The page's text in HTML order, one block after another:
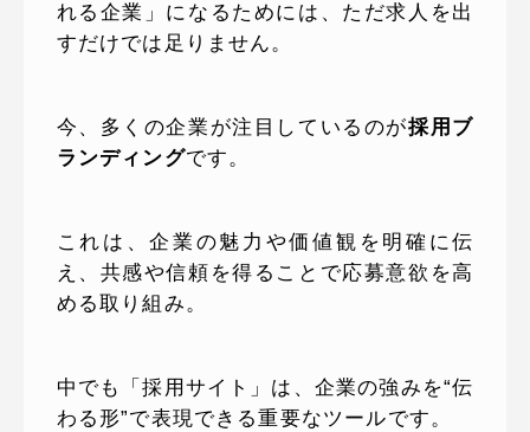
れる企業」になるためには、ただ求人を出
すだけでは足りません。
今、多くの企業が注目しているのが採用ブ
ランディングです。
これは、企業の魅力や価値観を明確に伝
え、共感や信頼を得ることで応募意欲を高
める取り組み。
中でも「採用サイト」は、企業の強みを“伝
わる形”で表現できる重要なツールです。